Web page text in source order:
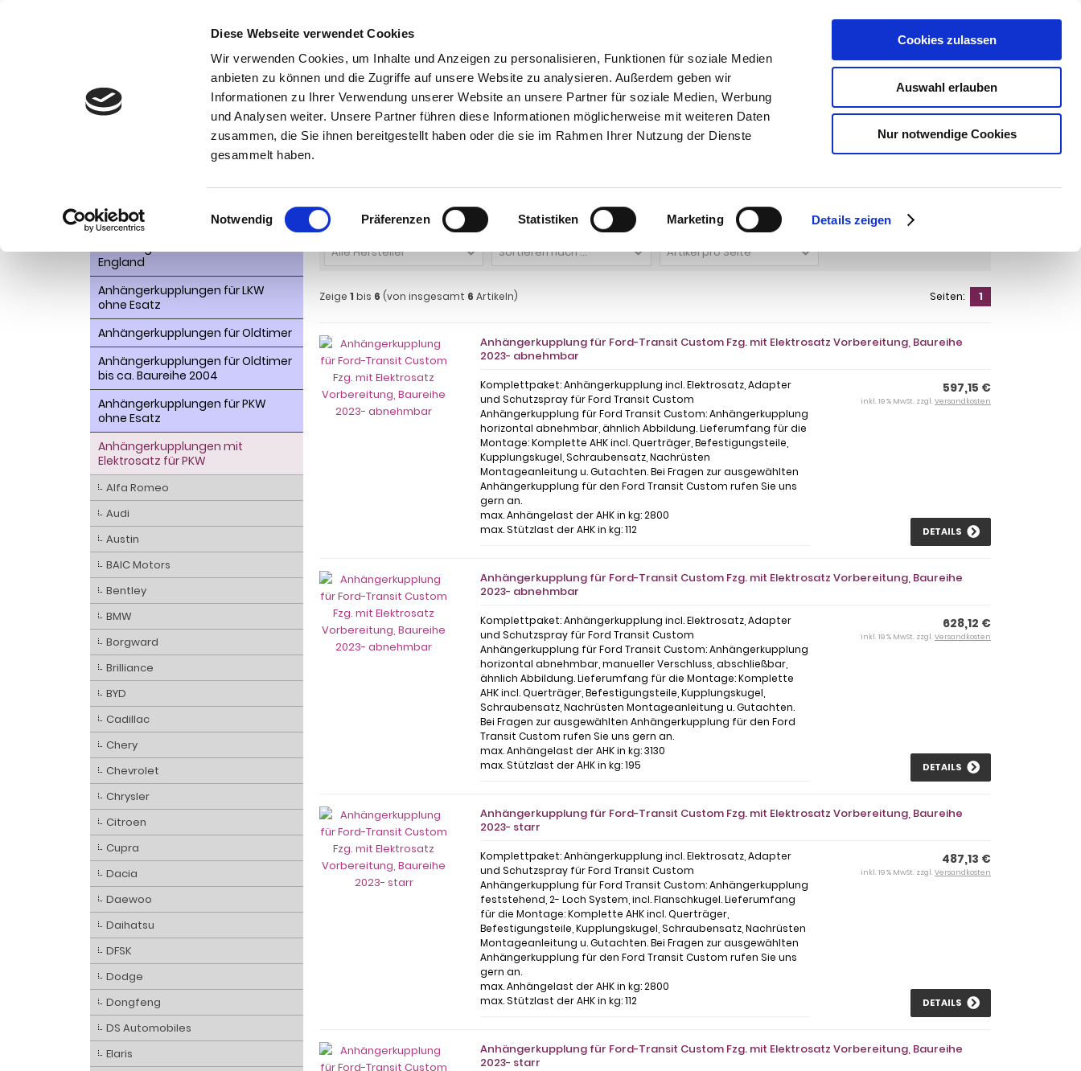
Diese Webseite verwendet Cookies
Wir verwenden Cookies, um Inhalte und Anzeigen zu personalisieren, Funktionen für soziale Medien
anbieten zu können und die Zugriffe auf unsere Website zu analysieren. Außerdem geben wir
Informationen zu Ihrer Verwendung unserer Website an unsere Partner für soziale Medien, Werbung
und Analysen weiter. Unsere Partner führen diese Informationen möglicherweise mit weiteren Daten
zusammen, die Sie ihnen bereitgestellt haben oder die sie im Rahmen Ihrer Nutzung der Dienste
gesammelt haben.
Einwilligungsauswahl
Notwendig Präferenzen Statistiken Marketing Details zeigen
Cookies zulassen
Auswahl erlauben
Nur notwendige Cookies
SUCHEN
Kontakt 0 44 89 - 92 34 67 6 AHK-Finder Kasse Warenkorb 0 Artikel
Ford Transit Custom Fzg, mit Elektrosatz Vorbereitung 2023-
Ford Transit Custom Fzg, mit Elektrosatz Vorbereitung 2023-
Alle Hersteller Sortieren nach ... Artikel pro Seite
Zeige 1 bis 6 (von insgesamt 6 Artikeln) Seiten: 1
Anhängerkupplung für Ford-Transit Custom Fzg. mit Elektrosatz Vorbereitung, Baureihe
2023- abnehmbar
Komplettpaket: Anhängerkupplung incl. Elektrosatz, Adapter
und Schutzspray für Ford Transit Custom
Anhängerkupplung für Ford Transit Custom: Anhängerkupplung
horizontal abnehmbar, ähnlich Abbildung. Lieferumfang für die
Montage: Komplette AHK incl. Querträger, Befestigungsteile,
Kupplungskugel, Schraubensatz, Nachrüsten
Montageanleitung u. Gutachten. Bei Fragen zur ausgewählten
Anhängerkupplung für den Ford Transit Custom rufen Sie uns
gern an.
max. Anhängelast der AHK in kg: 2800
max. Stützlast der AHK in kg: 112
597,15 €
inkl. 19 % MwSt. zzgl. Versandkosten
DETAILS
Anhängerkupplung für Ford-Transit Custom Fzg. mit Elektrosatz Vorbereitung, Baureihe
2023- abnehmbar
Komplettpaket: Anhängerkupplung incl. Elektrosatz, Adapter
und Schutzspray für Ford Transit Custom
Anhängerkupplung für Ford Transit Custom: Anhängerkupplung
horizontal abnehmbar, manueller Verschluss, abschließbar,
ähnlich Abbildung. Lieferumfang für die Montage: Komplette
AHK incl. Querträger, Befestigungsteile, Kupplungskugel,
Schraubensatz, Nachrüsten Montageanleitung u. Gutachten.
Bei Fragen zur ausgewählten Anhängerkupplung für den Ford
Transit Custom rufen Sie uns gern an.
max. Anhängelast der AHK in kg: 3130
max. Stützlast der AHK in kg: 195
628,12 €
inkl. 19 % MwSt. zzgl. Versandkosten
DETAILS
Anhängerkupplung für Ford-Transit Custom Fzg. mit Elektrosatz Vorbereitung, Baureihe
2023- starr
Komplettpaket: Anhängerkupplung incl. Elektrosatz, Adapter
und Schutzspray für Ford Transit Custom
Anhängerkupplung für Ford Transit Custom: Anhängerkupplung
feststehend, 2- Loch System, incl. Flanschkugel. Lieferumfang
für die Montage: Komplette AHK incl. Querträger,
Befestigungsteile, Kupplungskugel, Schraubensatz, Nachrüsten
Montageanleitung u. Gutachten. Bei Fragen zur ausgewählten
Anhängerkupplung für den Ford Transit Custom rufen Sie uns
gern an.
max. Anhängelast der AHK in kg: 2800
max. Stützlast der AHK in kg: 112
487,13 €
inkl. 19 % MwSt. zzgl. Versandkosten
DETAILS
Anhängerkupplung für Ford-Transit Custom Fzg. mit Elektrosatz Vorbereitung, Baureihe
2023- starr
Kategorien
AHK- Zubehör, Ersatzteile
Anhängelast erhöhen
Anhängerkupplungen für
Fahrzeuge aus den USA Canada
England
Anhängerkupplungen für LKW
ohne Esatz
Anhängerkupplungen für Oldtimer
Anhängerkupplungen für Oldtimer
bis ca. Baureihe 2004
Anhängerkupplungen für PKW
ohne Esatz
Anhängerkupplungen mit
Elektrosatz für PKW
Alfa Romeo
Audi
Austin
BAIC Motors
Bentley
BMW
Borgward
Brilliance
BYD
Cadillac
Chery
Chevrolet
Chrysler
Citroen
Cupra
Dacia
Daewoo
Daihatsu
DFSK
Dodge
Dongfeng
DS Automobiles
Elaris